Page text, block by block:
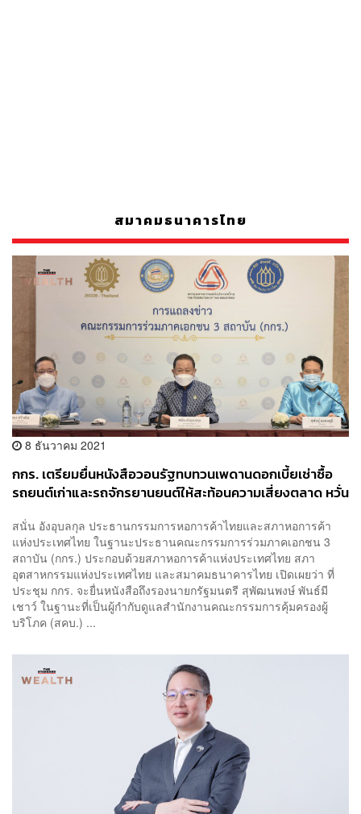
สมาคมธนาคารไทย
8 ธันวาคม 2021
กกร. เตรียมยื่นหนังสือวอนรัฐทบทวนเพดานดอกเบี้ยเช่าซื้อ
รถยนต์เก่าและรถจักรยานยนต์ให้สะท้อนความเสี่ยงตลาด หวั่น
สนั่น อังอุบลกุล ประธานกรรมการหอการค้าไทยและสภาหอการค้า
แห่งประเทศไทย ในฐานะประธานคณะกรรมการร่วมภาคเอกชน 3
สถาบัน (กกร.) ประกอบด้วยสภาหอการค้าแห่งประเทศไทย สภา
อุตสาหกรรมแห่งประเทศไทย และสมาคมธนาคารไทย เปิดเผยว่า ที่
ประชุม กกร. จะยื่นหนังสือถึงรองนายกรัฐมนตรี สุพัฒนพงษ์ พันธ์มี
เชาว์ ในฐานะที่เป็นผู้กำกับดูแลสำนักงานคณะกรรมการคุ้มครองผู้
บริโภค (สคบ.) ...